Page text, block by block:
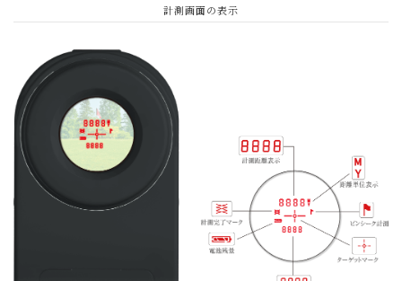
計測画面の表示